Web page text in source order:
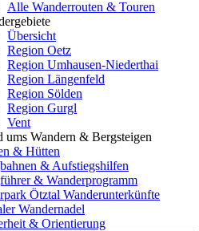
Alle Wanderrouten & Touren
Übersicht
Region Oetz
Region Umhausen-Niederthai
Region Längenfeld
Region Sölden
Region Gurgl
Vent
ums Wandern & Bergsteigen
& Hütten
& Aufstiegshilfen
& Wanderprogramm
Ötztal Wanderunterkünfte
Wandernadel
& Orientierung